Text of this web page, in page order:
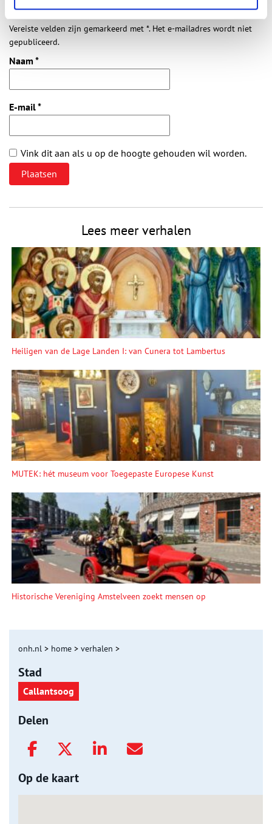
Vereiste velden zijn gemarkeerd met *. Het e-mailadres wordt niet
gepubliceerd.
Naam *
E-mail*
Vink dit aan als u op de hoogte gehouden wil worden.
Lees meer verhalen
Heiligen van de Lage Landen I: van Cunera tot Lambertus
MUTEK: hét museum voor Toegepaste Europese Kunst
Historische Vereniging Amstelveen zoekt mensen op
onh.nl > home > verhalen >
Stad
Callantsoog
Delen
Op de kaart